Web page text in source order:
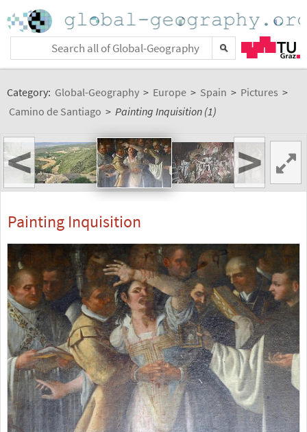
Category: Global-Geography > Europe > Spain > Pictures >
Camino de Santiago > Painting Inquisition (1)
< >
Painting Inquisition